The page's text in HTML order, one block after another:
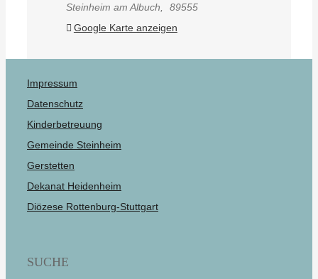
Steinheim am Albuch
89555
Google Karte anzeigen
Impressum
Datenschutz
Kinderbetreuung
Gemeinde Steinheim
Gerstetten
Dekanat Heidenheim
Diözese Rottenburg-Stuttgart
SUCHE